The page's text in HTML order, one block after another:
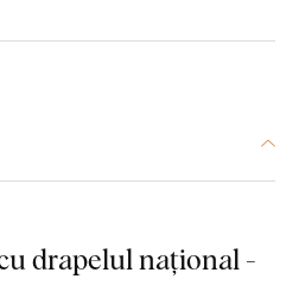
drapelul național -